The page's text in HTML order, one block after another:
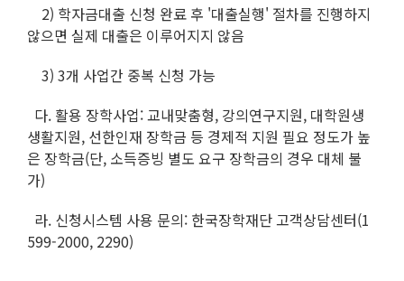
2) 학자금대출 신청 완료 후 '대출실행' 절차를 진행하지
않으면 실제 대출은 이루어지지 않음
3) 3개 사업간 중복 신청 가능
다. 활용 장학사업: 교내맞춤형, 강의연구지원, 대학원생
생활지원, 선한인재 장학금 등 경제적 지원 필요 정도가 높
은 장학금(단, 소득증빙 별도 요구 장학금의 경우 대체 불
가)
라. 신청시스템 사용 문의: 한국장학재단 고객상담센터(1
599-2000, 2290)